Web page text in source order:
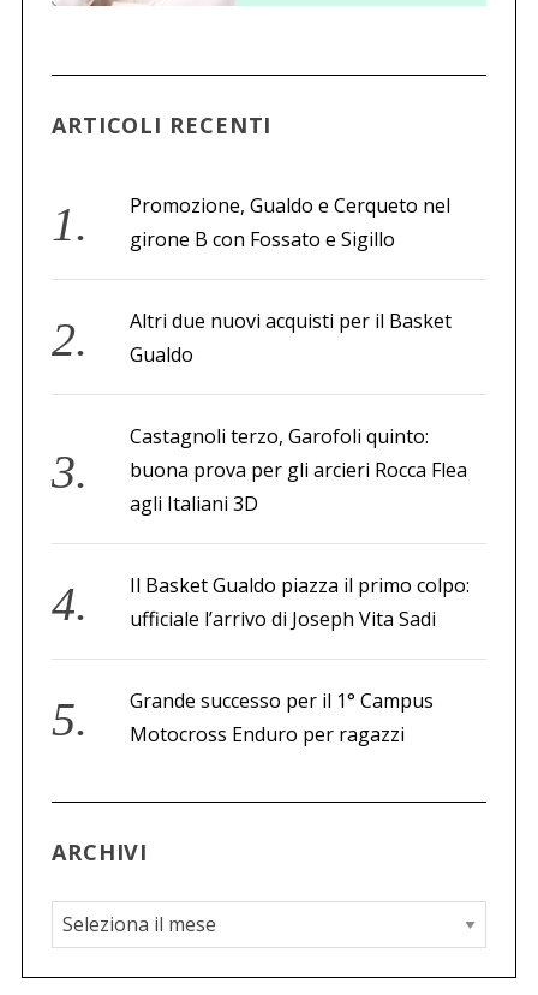
ARTICOLI RECENTI
Promozione, Gualdo e Cerqueto nel
girone B con Fossato e Sigillo
Altri due nuovi acquisti per il Basket
Gualdo
Castagnoli terzo, Garofoli quinto:
buona prova per gli arcieri Rocca Flea
agli Italiani 3D
Il Basket Gualdo piazza il primo colpo:
ufficiale l’arrivo di Joseph Vita Sadi
Grande successo per il 1° Campus
Motocross Enduro per ragazzi
ARCHIVI
A
r
c